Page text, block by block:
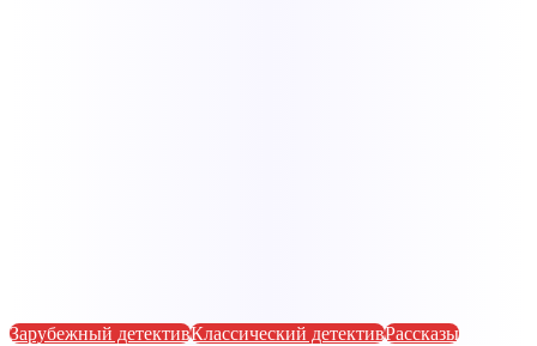
Зарубежный детективКлассический детективРассказы